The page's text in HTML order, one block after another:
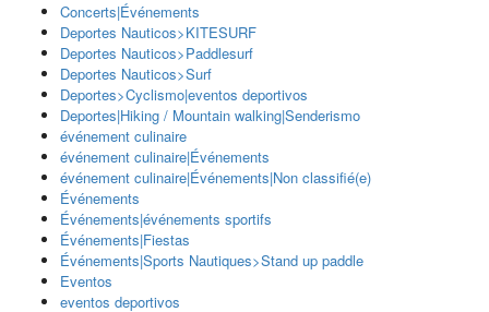
Concerts|Événements
Deportes Nauticos>KITESURF
Deportes Nauticos>Paddlesurf
Deportes Nauticos>Surf
Deportes>Cyclismo|eventos deportivos
Deportes|Hiking / Mountain walking|Senderismo
événement culinaire
événement culinaire|Événements
événement culinaire|Événements|Non classifié(e)
Événements
Événements|événements sportifs
Événements|Fiestas
Événements|Sports Nautiques>Stand up paddle
Eventos
eventos deportivos